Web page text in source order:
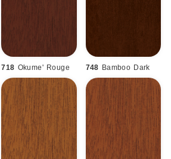
718 Okume' Rouge 748 Bamboo Dark